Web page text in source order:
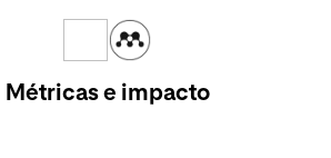
Métricas e impacto